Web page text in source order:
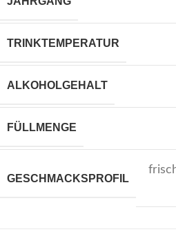
TRINKTEMPERATUR
ALKOHOLGEHALT
FÜLLMENGE
GESCHMACKSPROFIL